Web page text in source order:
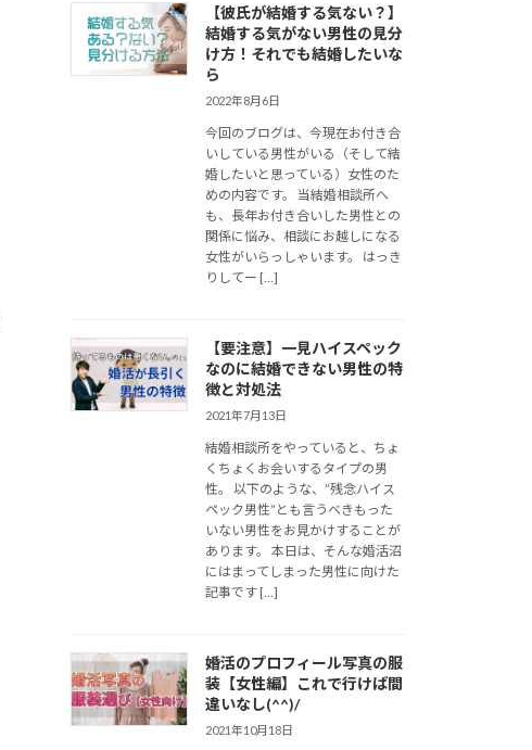
【彼氏が結婚する気ない？】
結婚する気がない男性の見分
け方！それでも結婚したいな
ら
2022年8月6日
今回のブログは、今現在お付き合
いしている男性がいる（そして結
婚したいと思っている）女性のた
めの内容です。 当結婚相談所へ
も、長年お付き合いした男性との
関係に悩み、相談にお越しになる
女性がいらっしゃいます。 はっき
りしてー […]
【要注意】一見ハイスペック
なのに結婚できない男性の特
徴と対処法
2021年7月13日
結婚相談所をやっていると、ちょ
くちょくお会いするタイプの男
性。 以下のような、”残念ハイス
ペック男性”とも言うべきもった
いない男性をお見かけすることが
あります。 本日は、そんな婚活沼
にはまってしまった男性に向けた
記事です […]
婚活のプロフィール写真の服
装【女性編】これで行けば間
違いなし(^^)/
2021年10月18日